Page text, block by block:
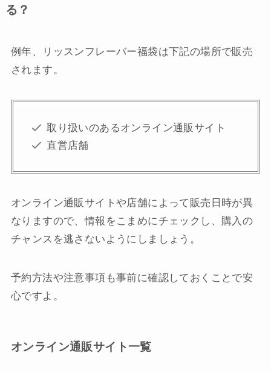
る？
例年、リッスンフレーバー福袋は下記の場所で販売
されます。
取り扱いのあるオンライン通販サイト
直営店舗
オンライン通販サイトや店舗によって販売日時が異
なりますので、情報をこまめにチェックし、購入の
チャンスを逃さないようにしましょう。
予約方法や注意事項も事前に確認しておくことで安
心ですよ。
オンライン通販サイト一覧